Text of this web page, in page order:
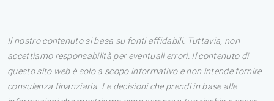
Il nostro contenuto si basa su fonti affidabili. Tuttavia, non
accettiamo responsabilità per eventuali errori. Il contenuto di
questo sito web è solo a scopo informativo e non intende fornire
consulenza finanziaria. Le decisioni che prendi in base alle